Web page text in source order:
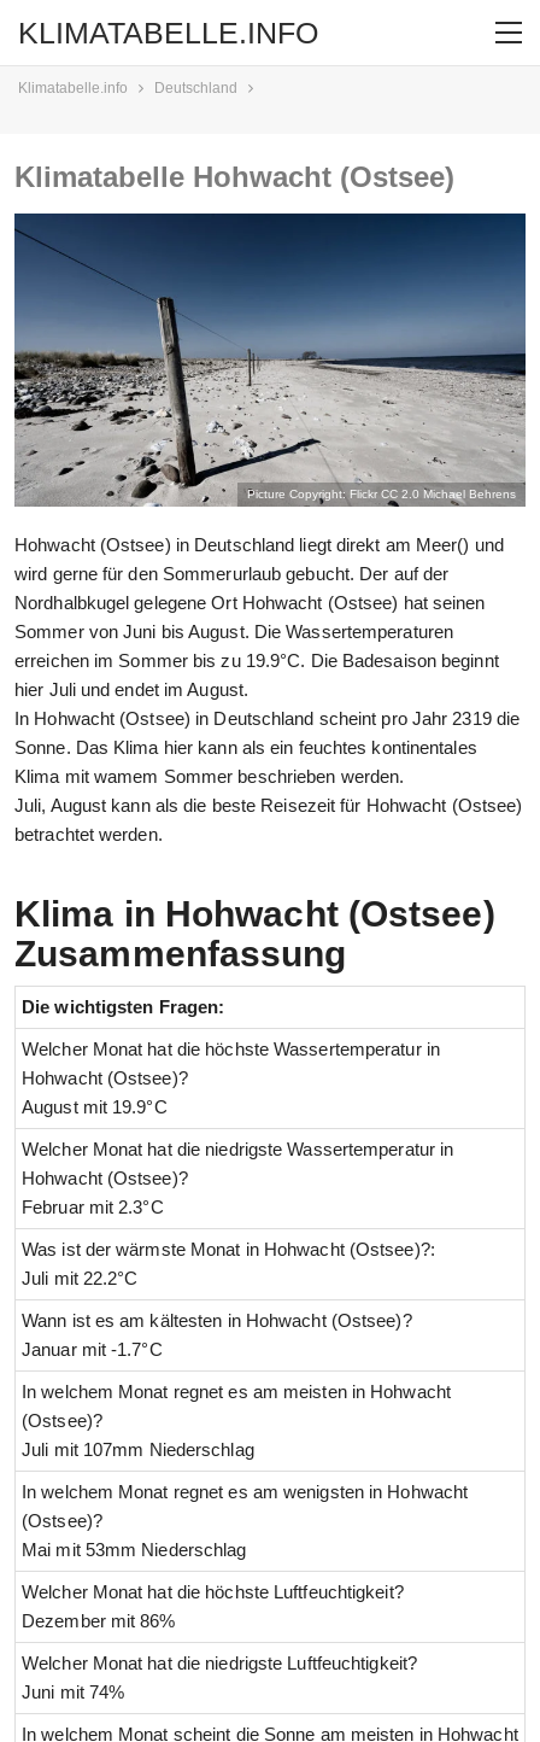
KLIMATABELLE.INFO
Klimatabelle.info Deutschland
Klimatabelle Hohwacht (Ostsee)
Picture Copyright: Flickr CC 2.0 Michael Behrens
Hohwacht (Ostsee) in Deutschland liegt direkt am Meer() und
wird gerne für den Sommerurlaub gebucht. Der auf der
Nordhalbkugel gelegene Ort Hohwacht (Ostsee) hat seinen
Sommer von Juni bis August. Die Wassertemperaturen
erreichen im Sommer bis zu 19.9°C. Die Badesaison beginnt
hier Juli und endet im August.
In Hohwacht (Ostsee) in Deutschland scheint pro Jahr 2319 die
Sonne. Das Klima hier kann als ein feuchtes kontinentales
Klima mit wamem Sommer beschrieben werden.
Juli, August kann als die beste Reisezeit für Hohwacht (Ostsee)
betrachtet werden.
Klima in Hohwacht (Ostsee)
Zusammenfassung
Die wichtigsten Fragen:
Welcher Monat hat die höchste Wassertemperatur in
Hohwacht (Ostsee)?
August mit 19.9°C
Welcher Monat hat die niedrigste Wassertemperatur in
Hohwacht (Ostsee)?
Februar mit 2.3°C
Was ist der wärmste Monat in Hohwacht (Ostsee)?:
Juli mit 22.2°C
Wann ist es am kältesten in Hohwacht (Ostsee)?
Januar mit -1.7°C
In welchem Monat regnet es am meisten in Hohwacht
(Ostsee)?
Juli mit 107mm Niederschlag
In welchem Monat regnet es am wenigsten in Hohwacht
(Ostsee)?
Mai mit 53mm Niederschlag
Welcher Monat hat die höchste Luftfeuchtigkeit?
Dezember mit 86%
Welcher Monat hat die niedrigste Luftfeuchtigkeit?
Juni mit 74%
In welchem Monat scheint die Sonne am meisten in Hohwacht